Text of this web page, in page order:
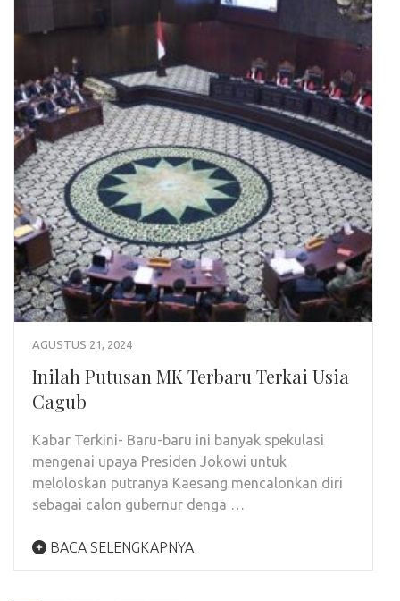
AGUSTUS 21, 2024
Inilah Putusan MK Terbaru Terkai Usia
Cagub
Kabar Terkini- Baru-baru ini banyak spekulasi
mengenai upaya Presiden Jokowi untuk
meloloskan putranya Kaesang mencalonkan diri
sebagai calon gubernur denga …
BACA SELENGKAPNYA